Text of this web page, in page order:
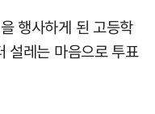
행사하게 된 고등학
설레는 마음으로 투표